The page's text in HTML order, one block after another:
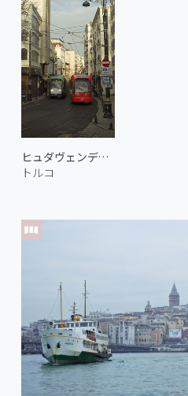
ヒュダヴェンディギャール通り
トルコ